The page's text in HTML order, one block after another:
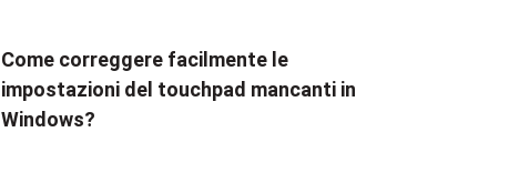
Come correggere facilmente le
impostazioni del touchpad mancanti in
Windows?